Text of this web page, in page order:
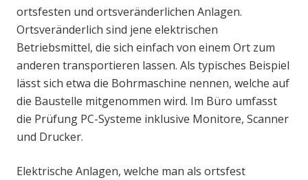
ortsfesten und ortsveränderlichen Anlagen.
Ortsveränderlich sind jene elektrischen
Betriebsmittel, die sich einfach von einem Ort zum
anderen transportieren lassen. Als typisches Beispiel
lässt sich etwa die Bohrmaschine nennen, welche auf
die Baustelle mitgenommen wird. Im Büro umfasst
die Prüfung PC-Systeme inklusive Monitore, Scanner
und Drucker.
Elektrische Anlagen, welche man als ortsfest